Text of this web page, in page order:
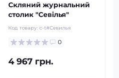
Скляний журнальний
столик "Севілья"
Код товару: c-t#Севилья
0
4 967 грн.